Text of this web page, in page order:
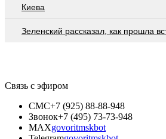
Киева
Зеленский рассказал, как прошла
Связь с эфиром
СМС+7 (925) 88-88-948
Звонок+7 (495) 73-73-948
MAXgovoritmskbot